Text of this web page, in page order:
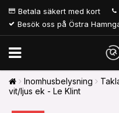
Betala säkert med kort
Besök oss på Östra
Inomhusbelysning
vit/ljus ek - Le Klint